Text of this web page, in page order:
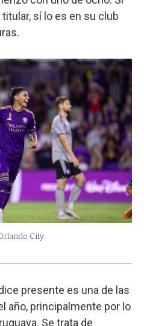
sí lo es en su club
City.
presente es una de las
año, principalmente por lo
Se trata de